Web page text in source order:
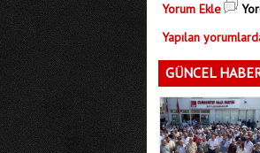
Yorum Ekle
Yapılan
GÜNCEL